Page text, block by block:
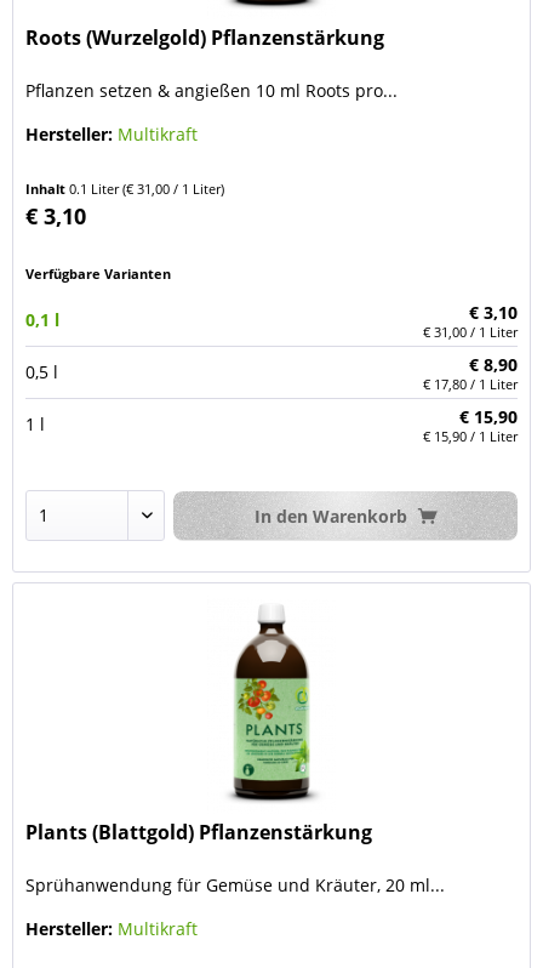
Roots (Wurzelgold) Pflanzenstärkung
Pflanzen setzen & angießen 10 ml Roots pro...
Hersteller: Multikraft
Inhalt0.1 Liter(€ 31,00 / 1 Liter)
€ 3,10
Verfügbare Varianten
0,1 l € 3,10
€ 31,00 / 1 Liter
0,5 l € 8,90
€ 17,80 / 1 Liter
1 l € 15,90
€ 15,90 / 1 Liter
In den Warenkorb
Plants (Blattgold) Pflanzenstärkung
Sprühanwendung für Gemüse und Kräuter, 20 ml...
Hersteller: Multikraft